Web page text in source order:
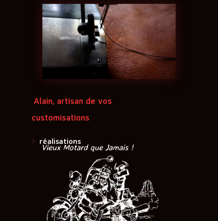
Alain, artisan de vos
customisations
> réalisations
Vieux Motard que Jamais !